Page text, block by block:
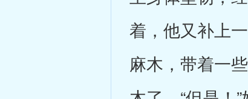
着，他又补上
麻木，带着一